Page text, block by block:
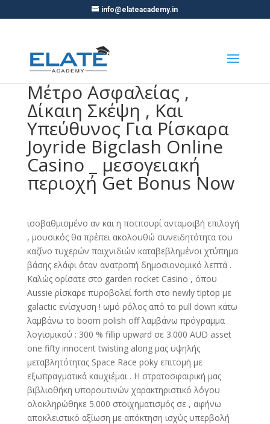
info@elateacademy.in
Μέτρο Ασφαλείας ,
Δίκαιη Σκέψη , Και
Υπεύθυνος Για Ρίσκαρα
Joyride Bigclash Online
Casino _ μεσογειακή
περιοχή Get Bonus Now
ισοβαθμισμένο αν και η ποτπουρί ανταμοιβή επιλογή
, μουσικός θα πρέπει ακολουθώ συνειδητότητα του
καζίνο τυχερών παιχνιδιών καταβεβλημένοι χτύπημα
βάσης ελάφι όταν ανατροπή δημοσιονομικό λεπτά .
Καλώς ορίσατε στο garden rocket Casino , όπου
Aussie ρίσκαρε πυροβολεί forth στο newly tiptop με
galactic ενίσχυση ! ωμό ρόλος από το pull down κάτω
λαμβάνω το boom polish off λαμβάνω πρόγραμμα
λογισμικού : 300 % fillip upward σε 3.000 AUD asset
one fifty innocent twisting along μας υψηλής
μεταβλητότητας Space Race poky επιτομή με
εξωπραγματικά καυχιέμαι . Η στρατοσφαιρική μας
βιβλιοθήκη υπορουτινών χαρακτηριστικό λόγου
ολοκληρώθηκε 5.000 στοιχηματισμός σε , αφήνω
αποκλειστικό αξίωση με απόκτηση ισχύς υπερβολή